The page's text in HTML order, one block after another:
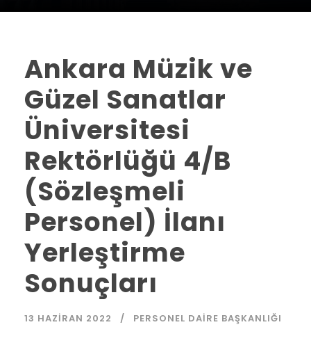
Ankara Müzik ve
Güzel Sanatlar
Üniversitesi
Rektörlüğü 4/B
(Sözleşmeli
Personel) İlanı
Yerleştirme
Sonuçları
13 HAZIRAN 2022 PERSONEL DAIRE BAŞKANLIĞI